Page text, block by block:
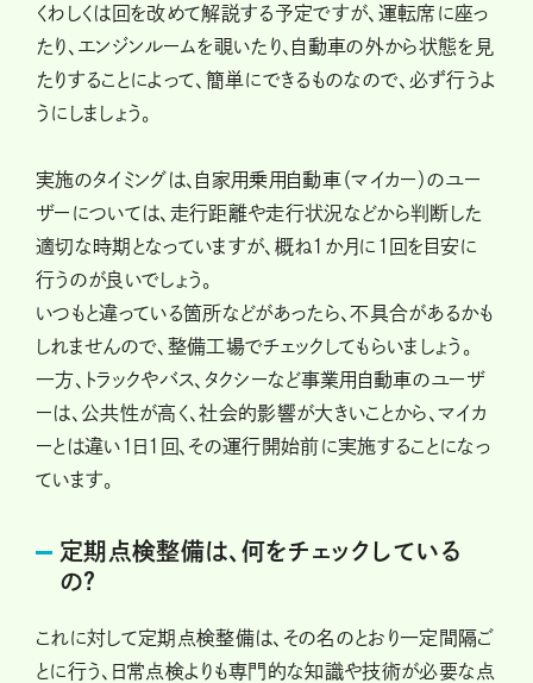
くわしくは回を改めて解説する予定ですが、運転席に座っ
たり、エンジンルームを覗いたり、自動車の外から状態を見
たりすることによって、簡単にできるものなので、必ず行うよ
うにしましょう。
実施のタイミングは、自家用乗用自動車（マイカー）のユー
ザーについては、走行距離や走行状況などから判断した
適切な時期となっていますが、概ね1か月に1回を目安に
行うのが良いでしょう。
いつもと違っている箇所などがあったら、不具合があるかも
しれませんので、整備工場でチェックしてもらいましょう。
一方、トラックやバス、タクシーなど事業用自動車のユーザ
ーは、公共性が高く、社会的影響が大きいことから、マイカ
ーとは違い1日1回、その運行開始前に実施することになっ
ています。
定期点検整備は、何をチェックしている
の？
これに対して定期点検整備は、その名のとおり一定間隔ご
とに行う、日常点検よりも専門的な知識や技術が必要な点